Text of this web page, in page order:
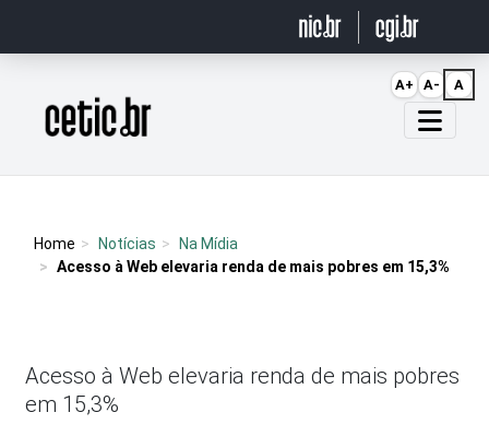
Página inicial
Home Notícias
Na Mídia
Acesso à Web elevaria renda de mais pobres em 15,3%
Acesso à Web elevaria renda de mais pobres
em 15,3%
A+ A- A